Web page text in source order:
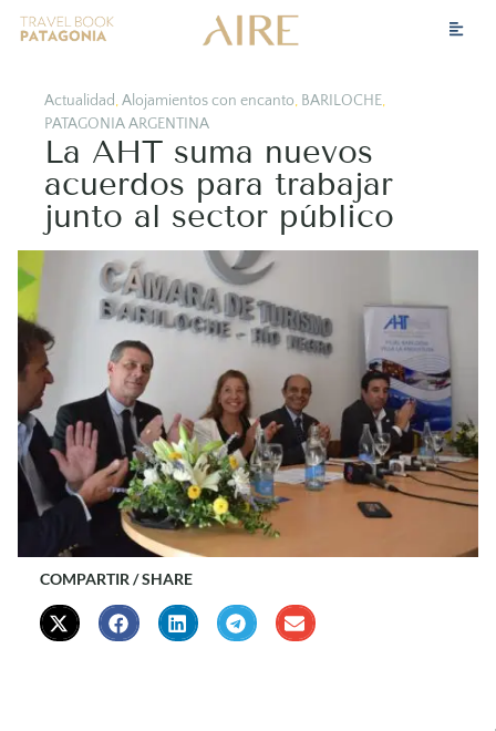
Actualidad,Alojamientos con encanto, BARILOCHE,
PATAGONIA ARGENTINA
La AHT suma nuevos
acuerdos para trabajar
junto al sector público
COMPARTIR / SHARE